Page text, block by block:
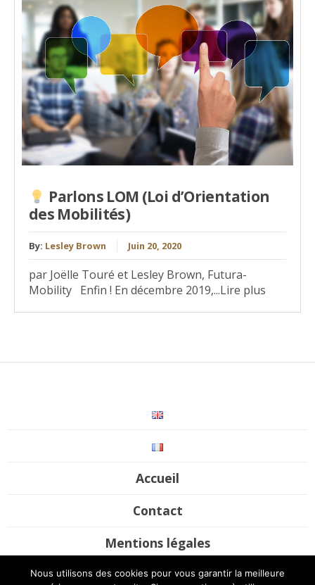
Parlons LOM (Loi d’Orientation
des Mobilités)
By: Lesley Brown Juin 20, 2020
par Joëlle Touré et Lesley Brown, Futura-
Mobility Enfin ! En décembre 2019,...Lire plus
Accueil
Contact
Mentions légales
©2017-2020 Futura Mobility. All rights reserved / Site byUP Digital
Nous utilisons des cookies pour vous garantir la meilleure